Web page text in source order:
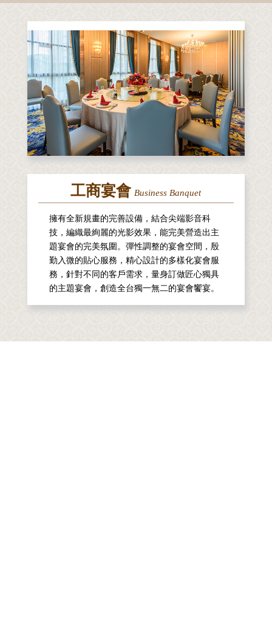
工商宴會 Business Banquet
擁有全新規畫的完善設備，結合尖端影音科
技，編織最絢麗的光影效果，能完美營造出主
題宴會的完美氛圍。彈性調整的宴會空間，殷
勤入微的貼心服務，精心設計的多樣化宴會服
務，針對不同的客戶需求，量身訂做匠心獨具
的主題宴會，創造全台獨一無二的宴會饗宴。